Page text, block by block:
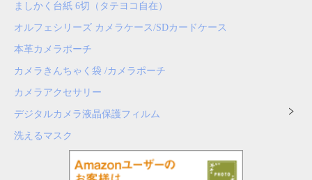
ましかく台紙 6切（タテヨコ自在）
オルフェシリーズ カメラケース/SDカードケース
本革カメラポーチ
カメラきんちゃく袋 /カメラポーチ
カメラアクセサリー
デジタルカメラ液晶保護フィルム
洗えるマスク